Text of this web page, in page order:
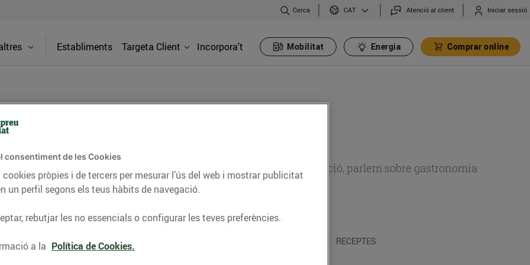
Cerca CAT Atenció al client Iniciar sessió
Establiments Targeta Client Incorpora't Mobilitat Energia Comprar online
consells nutricionals, informació d’actualitat sobre alimentació, parlem sobre gastronomia
del nostre territori i molts altres temes.
CONSELLS I HÀBITS SALUDABLES RECEPTES
consentiment de les Cookies
pròpies i de tercers per mesurar l’ús del web i mostrar publicitat
un perfil segons els teus hàbits de navegació.
rebutjar les no essencials o configurar les teves preferències.
a la Política de Cookies.